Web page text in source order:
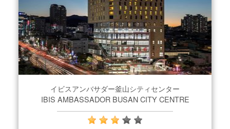
イビスアンバサダー釜山シティセンター
IBIS AMBASSADOR BUSAN CITY CENTRE